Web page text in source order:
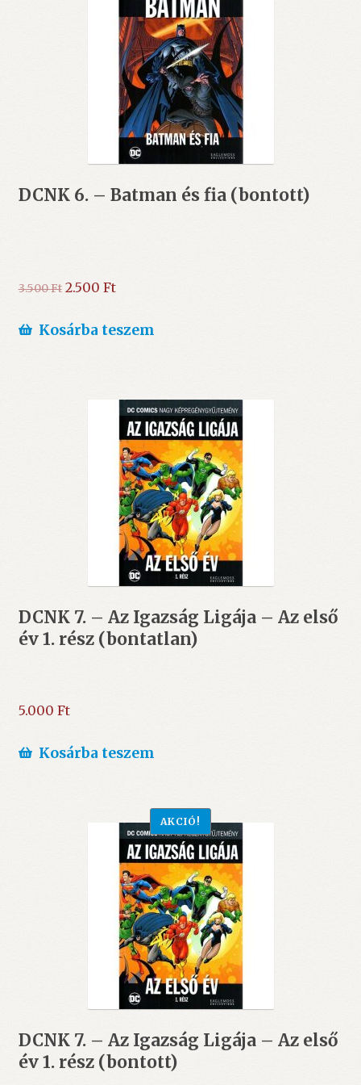
DCNK 6. – Batman és fia (bontott)
3.500Ft Original
was:
2.500 FtCurrent
is:
Kosárba teszem
DCNK 7. – Az Igazság Ligája – Az első
év 1. rész (bontatlan)
5.000 Ft
Kosárba teszem
DCNK 7. – Az Igazság Ligája – Az első
év 1. rész (bontott)
AKCIÓ!